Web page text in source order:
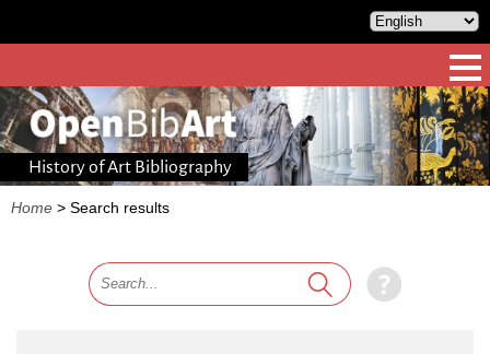
History of Art Bibliography
Home > Search results